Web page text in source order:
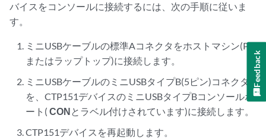
バイスをコンソールに接続するには、次の手順に従いま
す。
ミニUSBケーブルの標準Aコネクタをホストマシン(PC
またはラップトップ)に接続します。
ミニUSBケーブルのミニUSBタイプB(5ピン)コネクタ
を、CTP151デバイスのミニUSBタイプBコンソールポ
ート(CONとラベル付けされています)に接続します。
CTP151デバイスを再起動します。
Feedback